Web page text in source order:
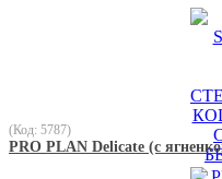
(Код: 5787)
PRO PLAN Delicate (с